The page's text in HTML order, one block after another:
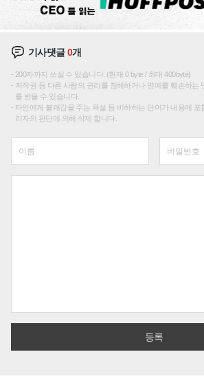
기사댓글0개
200자까지 쓰실 수 있습니다. (현재 0 byte / 최대 400byte)
저작권 등 다른 사람의 권리를 침해하거나 명예를 훼손하는
를 받을 수 있습니다.
타인에게 불쾌감을 주는 욕설 등 비하하는 단어가 내용에
리자의 판단에 의해 삭제 합니다.